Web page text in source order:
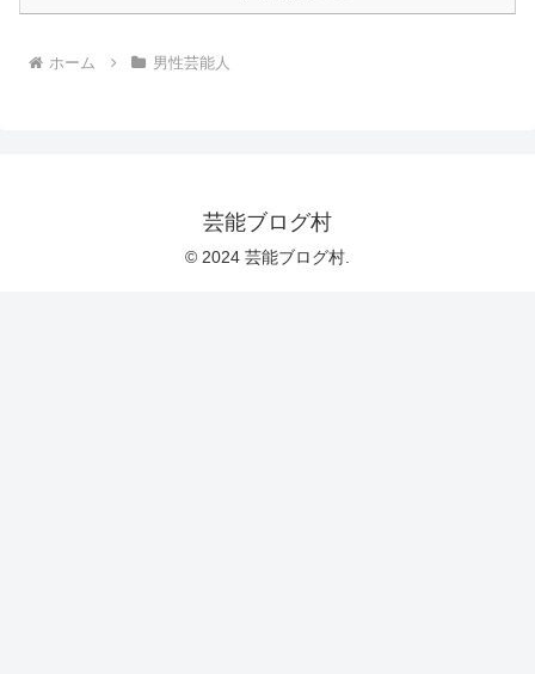
ホーム 男性芸能人
芸能ブログ村
© 2024 芸能ブログ村.